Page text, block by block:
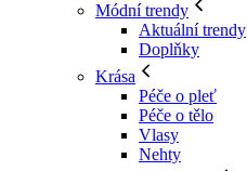
Módní trendy
Aktuální trendy
Doplňky
Krása
Péče o pleť
Péče o tělo
Vlasy
Nehty